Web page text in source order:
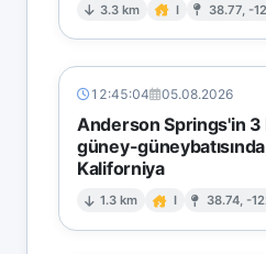
3.3 km I 38.77, -
12:45:04 05.08.2026
Anderson Springs'in 3
güney-
Kaliforniya
1.3 km I 38.74, -